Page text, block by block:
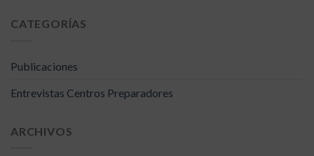
CATEGORÍAS
Publicaciones
Entrevistas Centros Preparadores
ARCHIVOS